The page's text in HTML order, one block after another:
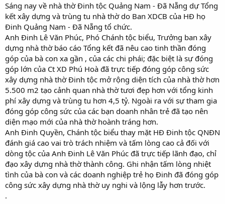
Sáng nay về nhà thờ Đinh tộc Quảng Nam - Đã Nẵng dự Tổng
kết xây dựng và trùng tu nhà thờ do Ban XDCB của HĐ họ
Đinh Quảng Nam - Đã Nẵng tổ chức.
Anh Đinh Lê Văn Phúc, Phó Chánh tộc biểu, Trưởng ban xây
dựng nhà thờ báo cáo Tổng kết đã nêu cao tinh thần đóng
góp của bà con xa gần , của các chi phái; đặc biệt là sự đóng
góp lớn của Ct XD Phú Hoà đã trực tiếp đóng góp công sức
xây dựng nhà thờ Đinh tộc mở rộng diện tích của nhà thờ hơn
5.500 m2 tạo cảnh quan nhà thờ tươi đẹp hơn với tổng kinh
phí xây dựng và trùng tu hơn 4,5 tỷ. Ngoài ra với sự tham gia
đóng góp công sức của các bạn doanh nhân trẻ đã tạo nên
diện mạo mới của nhà thờ hoành tráng hơn.
Anh Đinh Quyền, Chánh tộc biểu thay mặt HĐ Đinh tộc QNĐN
đánh giá cao vai trò trách nhiệm và tấm lòng cao cả đối với
dòng tộc của Anh Đinh Lê Văn Phúc đã trực tiếp lãnh đạo, chỉ
đạo xây dựng nhà thờ thành công. Ghi nhận tấm lòng nhiệt
tình của bà con và các doanh nghiệp trẻ họ Đinh đã đóng góp
công sức xây dựng nhà thờ uy nghi và lộng lẫy hơn trước.
.